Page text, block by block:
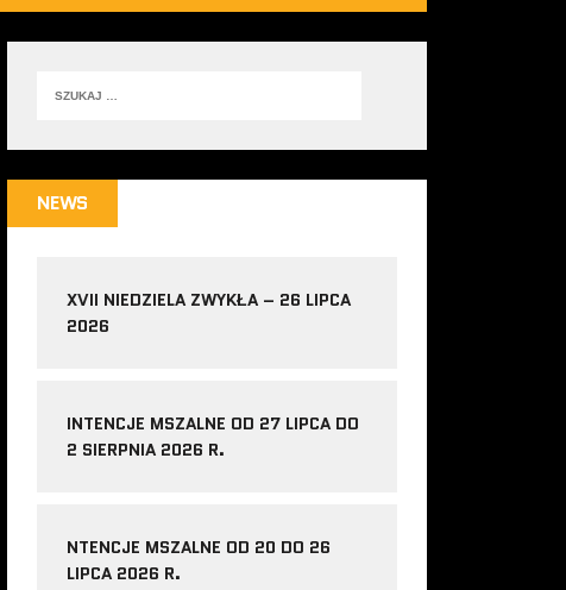
NEWS
XVII NIEDZIELA ZWYKŁA – 26 LIPCA
2026
INTENCJE MSZALNE OD 27 LIPCA DO
2 SIERPNIA 2026 R.
NTENCJE MSZALNE OD 20 DO 26
LIPCA 2026 R.